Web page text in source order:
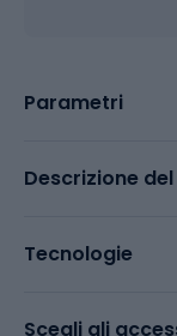
Parametri
Descrizione
Tecnologie
Scegli gli